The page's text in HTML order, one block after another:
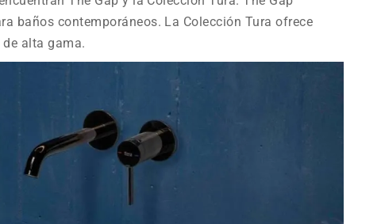
baños contemporáneos. La Colección Tura ofrece
alta gama.